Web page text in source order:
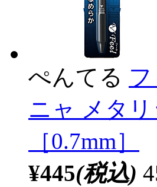
ぺんてる
ニャ メタ
［0.7mm］
¥445(税込)